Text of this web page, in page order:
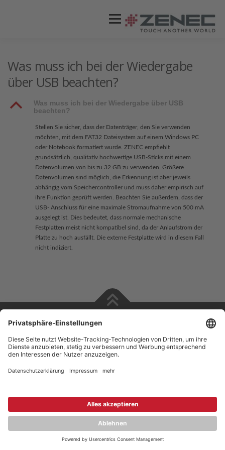
Menü
Was muss ich bei der Wiedergabe
über USB beachten?
B
Was muss ich bei der Wiedergabe über USB
beachten?
Stellen Sie sicher, dass der Datenträger, den Sie verwenden
möchten, mit dem FAT32 Dateisystem auf einem Windows PC
oder Notebook formatiert wurde. ZENEC empfiehlt
grundsätzlich, qualitativ hochwertige USB-Sticks mit einem
Datenvolumen von bis zu 32 GB zu verwenden. Größere
Datenvolumen sind möglich, die Erkennung ist aber jeweils
abhängig vom Speichercontroller und muss daher empirisch auf
ihre Funktion geprüft werden. Beachten Sie außerdem, dass der
USB- Anschluss für eine maximale Stromaufnahme von 500 mA
ausgelegt ist. Dies bedeutet, dass normale mechanische
Festplatten meist nicht kompatibel sind, da der Anlaufstrom der
Platte zu hoch ausfällt. Die externe Festplatte wird in diesem Fall
nicht indiziert.
Copyright © 2026 ZENEC
Impressum,Legal notice
Datenschutz,Privacy policy
Dokumente zur Produktkonformität